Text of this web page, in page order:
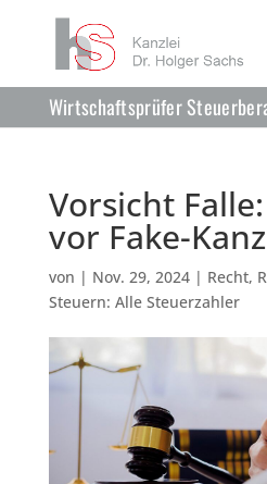
Wirtschaftsprüfer
Vorsicht
vor Fake-
von | Nov. 29, 2024| Recht,
Steuern: Alle Steuerzahler